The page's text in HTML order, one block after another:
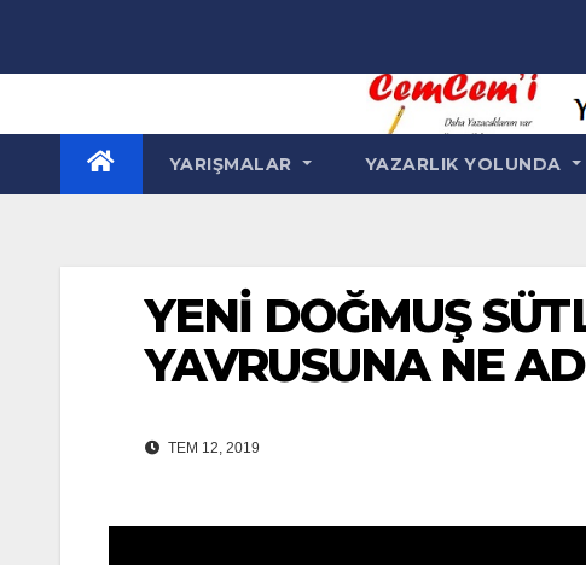
YARIŞMALAR YAZARLIK YOLUNDA
YENİ DOĞMUŞ
YAVRUSUNA NE
TEM 12, 2019